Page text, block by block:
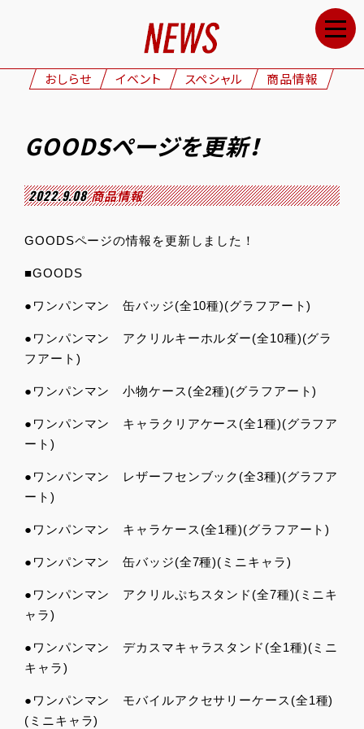
NEWS
STAFF&CAST
CHARACTERS
ONAIR
おしらせ イベント スペシャル 商品情報
GOODSページを更新！
2022.9.08 商品情報
GOODSページの情報を更新しました！
■GOODS
●ワンパンマン 缶バッジ(全10種)(グラフアート)
●ワンパンマン アクリルキーホルダー(全10種)(グラ
フアート)
●ワンパンマン 小物ケース(全2種)(グラフアート)
●ワンパンマン キャラクリアケース(全1種)(グラフア
ート)
●ワンパンマン レザーフセンブック(全3種)(グラフア
ート)
●ワンパンマン キャラケース(全1種)(グラフアート)
●ワンパンマン 缶バッジ(全7種)(ミニキャラ)
●ワンパンマン アクリルぷちスタンド(全7種)(ミニキ
ャラ)
●ワンパンマン デカスマキャラスタンド(全1種)(ミニ
キャラ)
●ワンパンマン モバイルアクセサリーケース(全1種)
(ミニキャラ)